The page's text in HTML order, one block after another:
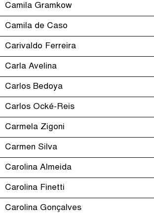
Camila Gramkow
Camila de Caso
Carivaldo Ferreira
Carla Avelina
Carlos Bedoya
Carlos Ocké-Reis
Carmela Zigoni
Carmen Silva
Carolina Almeida
Carolina Finetti
Carolina Gonçalves